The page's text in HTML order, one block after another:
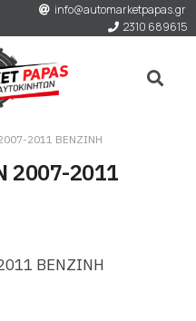
info@automarketpapas.gr
2310 689615
2011 ΒΕΝΖΙΝΗ
2007-2011
ΒΕΝΖΙΝΗ